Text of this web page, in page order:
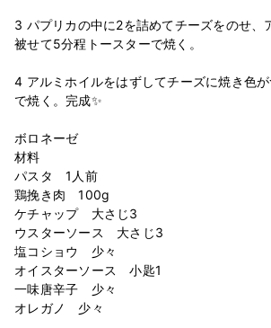
3 パプリカの中に2を詰めてチーズをのせ、
被せて5分程トースターで焼く。
4 アルミホイルをはずしてチーズに焼き色
で焼く。完成✨
ボロネーゼ
材料
パスタ 1人前
鶏挽き肉 100g
ケチャップ 大さじ3
ウスターソース 大さじ3
塩コショウ 少々
オイスターソース 小匙1
一味唐辛子 少々
オレガノ 少々